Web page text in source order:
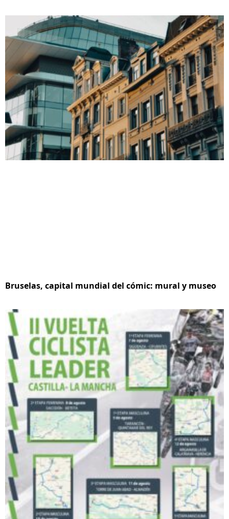
Bruselas, capital mundial del cómic: mural y museo